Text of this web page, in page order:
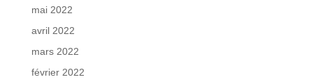
mai 2022
avril 2022
mars 2022
février 2022